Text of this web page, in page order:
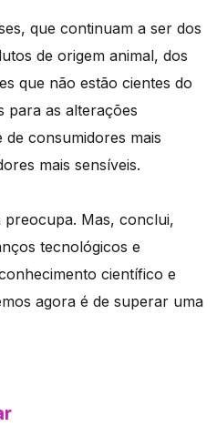
que continuam a ser dos
de origem animal, dos
que não estão cientes do
para as alterações
de consumidores mais
mais sensíveis.
preocupa. Mas, conclui,
tecnológicos e
científico e
agora é de superar uma